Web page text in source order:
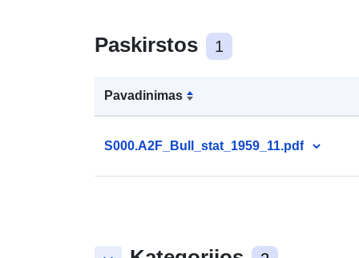
Paskirstos 1
Pavadinimas
S000.A2F_Bull_stat_1959_11.pdf